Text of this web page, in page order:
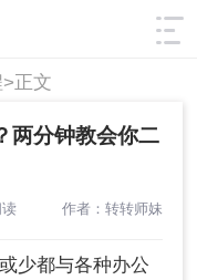
筛选
正文
两分钟教会你二
作者：转转师妹
少都与各种办公